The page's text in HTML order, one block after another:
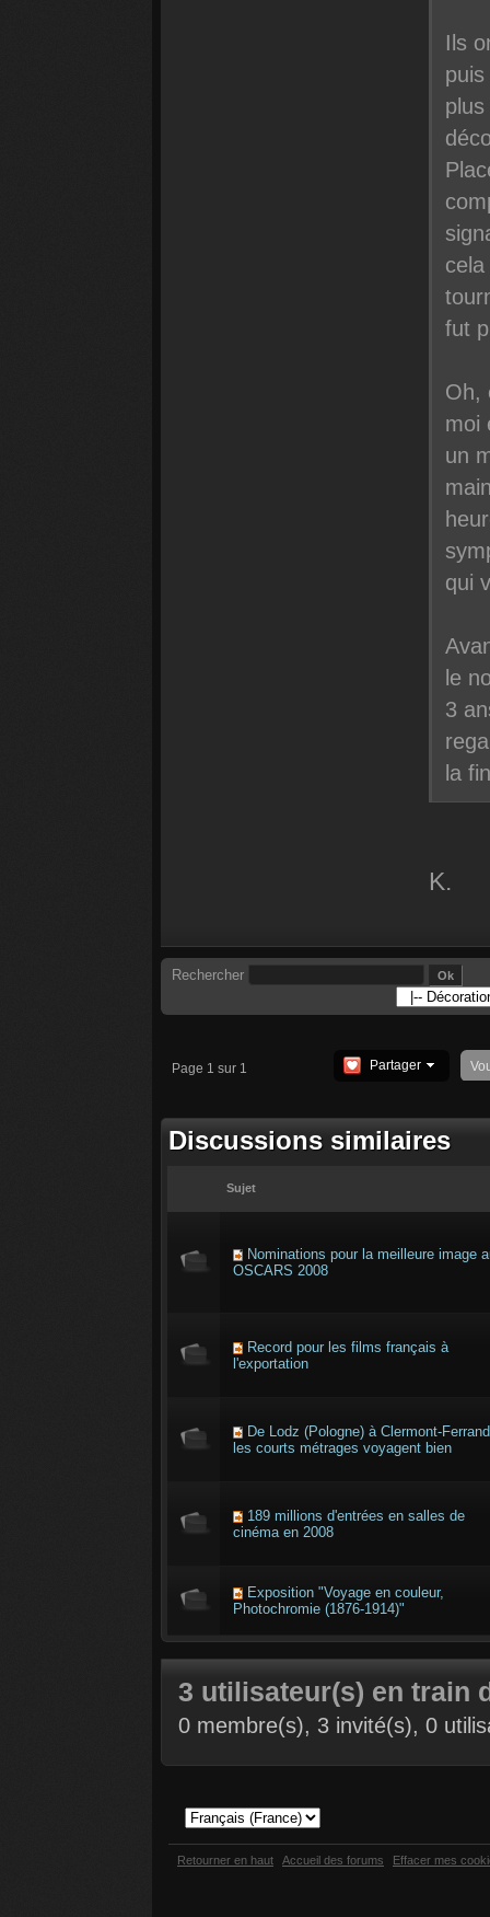
Ils
fut
Oh,
moi
un
qui
le
3
la
K.
Rechercher
Page 1 sur 1 Partager
Discussions similaires
Sujet
Nominations pour la meilleure image
OSCARS 2008
Record pour les films français à
l'exportation
De Lodz (Pologne) à Clermont-
les courts métrages voyagent bien
189 millions d'entrées en salles de
cinéma en 2008
Exposition "Voyage en couleur,
Photochromie (1876-1914)"
3 utilisateur(s) en train
0 membre(s), 3 invité(s), 0
Retourner en haut Accueil des forums Effacer mes